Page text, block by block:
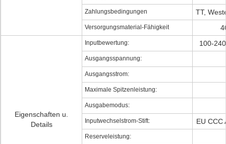
Zahlungsbedingungen TT,
Versorgungsmaterial-Fähigkeit
Eigenschaften u.
Details
Inputbewertung: 100-
Ausgangsspannung:
Ausgangsstrom:
Maximale Spitzenleistung:
Ausgabemodus:
Inputwechselstrom-Stift: EU CCC
Reserveleistung: